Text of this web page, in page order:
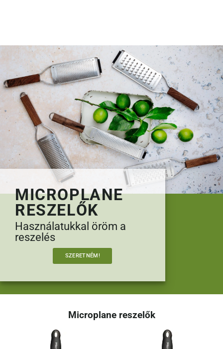
MICROPLANE
RESZELŐK
Használatukkal öröm a
reszelés
SZERETNÉM!
Microplane reszelők